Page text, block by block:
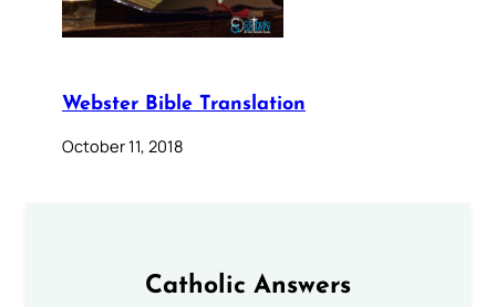
Webster Bible Translation
October 11, 2018
Catholic Answers